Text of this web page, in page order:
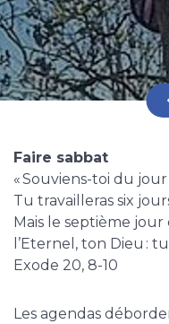
Faire sabbat
« Souviens-toi du
Tu travailleras six
Mais le septième
l’Eternel, ton Dieu :
Exode 20, 8-10
Les agendas